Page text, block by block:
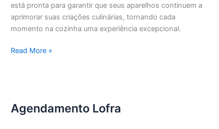
está pronta para garantir que seus aparelhos continuem a
aprimorar suas criações culinárias, tornando cada
momento na cozinha uma experiência excepcional.
Assistência
Read More »
Agendamento Lofra